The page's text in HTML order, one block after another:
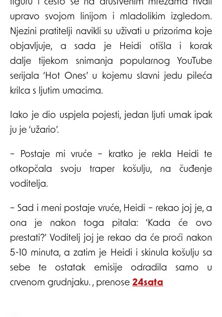
figuru i često se na društvenim mrežama hvali
upravo svojom linijom i mladolikim izgledom.
Njezini pratitelji navikli su uživati u prizorima koje
objavljuje, a sada je Heidi otišla i korak
dalje tijekom snimanja popularnog YouTube
serijala ‘Hot Ones’ u kojemu slavni jedu pileća
krilca s ljutim umacima.
Iako je dio uspjela pojesti, jedan ljuti umak ipak
ju je ‘užario’.
– Postaje mi vruće – kratko je rekla Heidi te
otkopčala svoju traper košulju, na čuđenje
voditelja.
– Sad i meni postaje vruće, Heidi – rekao joj je, a
ona je nakon toga pitala: ‘Kada će ovo
prestati?’ Voditelj joj je rekao da će proći nakon
5-10 minuta, a zatim je Heidi i skinula košulju sa
sebe te ostatak emisije odradila samo u
crvenom grudnjaku. , prenose 24sata